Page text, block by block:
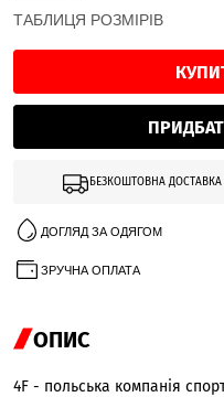
ТАБЛИЦЯ РОЗМІРІВ
БЕЗКОШТОВНА
ДОГЛЯД ЗА ОДЯГОМ
ЗРУЧНА ОПЛАТА
ОПИС
4F - польська компанія